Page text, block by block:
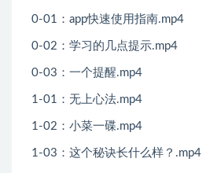
0-01：app快速使用指南.mp4
0-02：学习的几点提示.mp4
0-03：一个提醒.mp4
1-01：无上心法.mp4
1-02：小菜一碟.mp4
1-03：这个秘诀长什么样？.mp4